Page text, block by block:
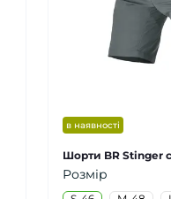
в наявності
Шорти BR Stinger
Розмір